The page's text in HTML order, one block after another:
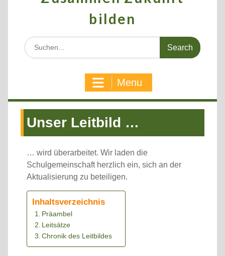
bilden
Search
for:
Menu
Unser Leitbild …
… wird überarbeitet. Wir laden die
Schulgemeinschaft herzlich ein, sich an der
Aktualisierung zu beteiligen.
Inhaltsverzeichnis
Präambel
Leitsätze
Chronik des Leitbildes